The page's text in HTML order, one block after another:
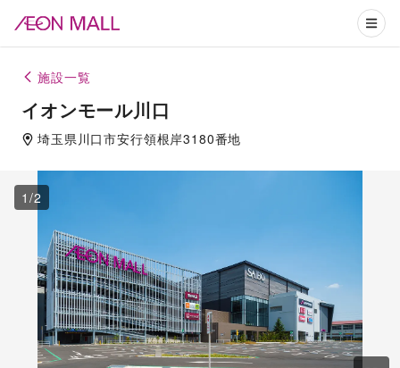
施設一覧
イオンモール川口
埼玉県川口市安行領根岸3180番地
1 /2